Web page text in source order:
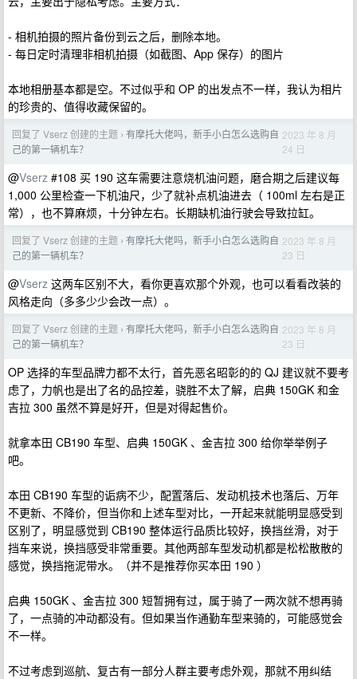
- 相机拍摄的照片备份到云之后，删除本地。
- 每日定时清理非相机拍摄（如截图、App 保存）的图片
本地相册基本都是空。不过似乎和 OP 的出发点不一样，我认为相片
的珍贵的、值得收藏保留的。
回复了 Vserz 创建的主题 › 有摩托大佬吗，新手小白怎么选购自
己的第一辆机车？
2023 年 8 月
24 日
@Vserz #108 买 190 这车需要注意烧机油问题，磨合期之后建议每
1,000 公里检查一下机油尺，少了就补点机油进去（ 100ml 左右是正
常），也不算麻烦，十分钟左右。长期缺机油行驶会导致拉缸。
回复了 Vserz 创建的主题 › 有摩托大佬吗，新手小白怎么选购自
己的第一辆机车？
2023 年 8 月
23 日
@Vserz 这两车区别不大，看你更喜欢那个外观，也可以看看改装的
风格走向（多多少少会改一点）。
回复了 Vserz 创建的主题 › 有摩托大佬吗，新手小白怎么选购自
己的第一辆机车？
2023 年 8 月
23 日
OP 选择的车型品牌力都不太行，首先恶名昭彰的的 QJ 建议就不要考
虑了，力帆也是出了名的品控差，骁胜不太了解，启典 150GK 和金
吉拉 300 虽然不算是好开，但是对得起售价。
就拿本田 CB190 车型、启典 150GK 、金吉拉 300 给你举举例子
吧。
本田 CB190 车型的诟病不少，配置落后、发动机技术也落后、万年
不更新、不降价，但当你和上述车型对比，一开起来就能明显感受到
区别了，明显感觉到 CB190 整体运行品质比较好，换挡丝滑，对于
挡车来说，换挡感受非常重要。其他两部车型发动机都是松松散散的
感觉，换挡拖泥带水。（并不是推荐你买本田 190 ）
启典 150GK 、金吉拉 300 短暂拥有过，属于骑了一两次就不想再骑
了，一点骑的冲动都没有。但如果当作通勤车型来骑的，可能感觉会
不一样。
不过考虑到巡航、复古有一部分人群主要考虑外观，那就不用纠结